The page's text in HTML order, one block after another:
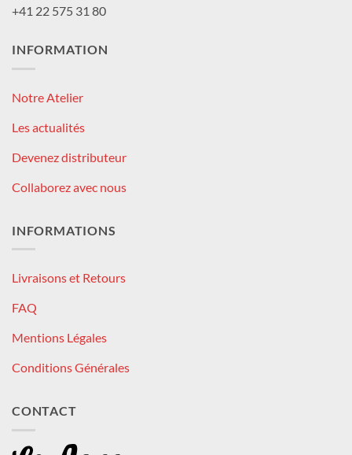
+41 22 575 31 80
INFORMATION
Notre Atelier
Les actualités
Devenez distributeur
Collaborez avec nous
INFORMATIONS
Livraisons et Retours
FAQ
Mentions Légales
Conditions Générales
CONTACT